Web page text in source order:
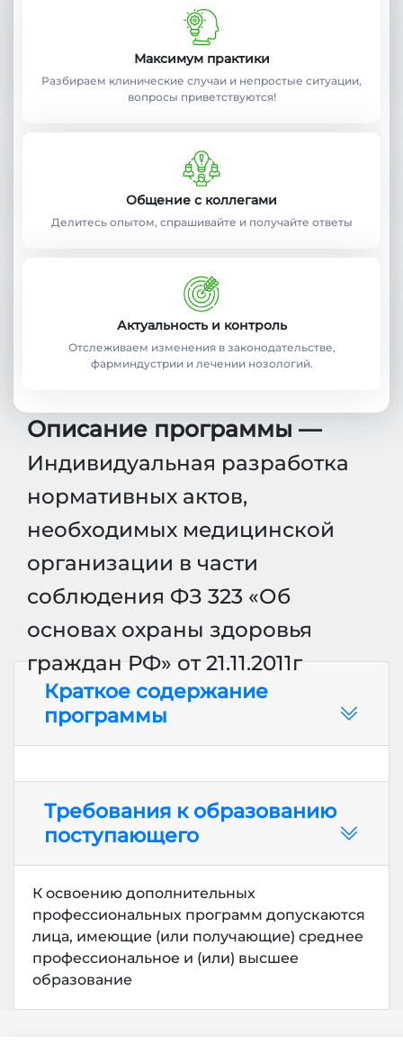
Максимум практики
Разбираем клинические случаи и непростые ситуации,
вопросы приветствуются!
Общение с коллегами
Делитесь опытом, спрашивайте и получайте ответы
Актуальность и контроль
Отслеживаем изменения в законодательстве,
фарминдустрии и лечении нозологий.
Описание программы —
Индивидуальная разработка
нормативных актов,
необходимых медицинской
организации в части
соблюдения ФЗ 323 «Об
основах охраны здоровья
граждан РФ» от 21.11.2011г
Краткое содержание
программы
Требования к образованию
поступающего
К освоению дополнительных
профессиональных программ допускаются
лица, имеющие (или получающие) среднее
профессиональное и (или) высшее
образование